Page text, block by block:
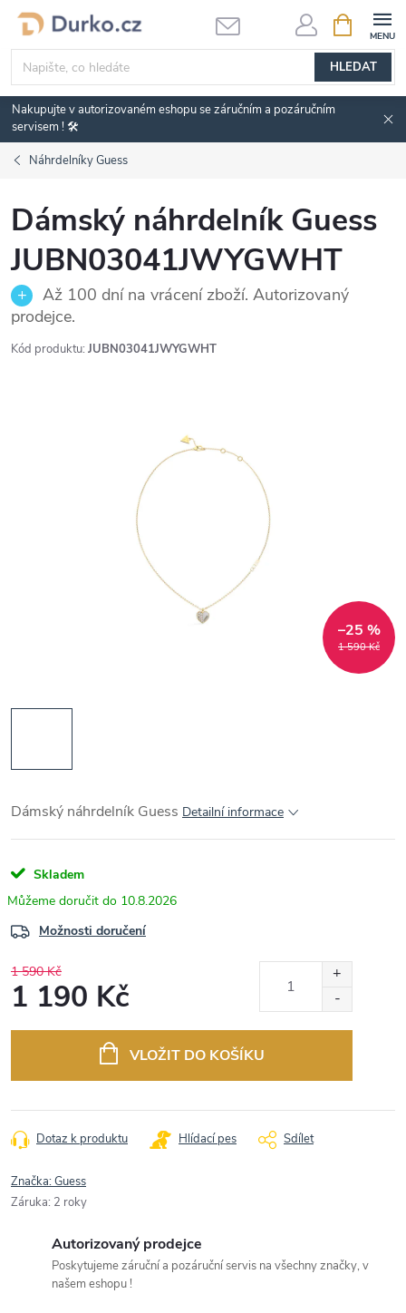
Přejít
obsah
HLEDAT
NÁKUPNÍ
KOŠÍK
Nakupujte v autorizovaném eshopu se záručním a pozáručním
servisem ! 🛠️
Náhrdelníky Guess
Dámský náhrdelník Guess
JUBN03041JWYGWHT
Až 100 dní na vrácení zboží. Autorizovaný
prodejce.
Kód produktu: JUBN03041JWYGWHT
1 590 Kč
–25 %
Dámský náhrdelník Guess Detailní informace
Skladem
10.8.2026
Možnosti doručení
1 590 Kč
1 190 Kč
VLOŽIT DO KOŠÍKU
Dotaz k produktu Hlídací pes Sdílet
Značka:Guess
Záruka: 2 roky
Autorizovaný prodejce
Poskytujeme záruční a pozáruční servis na všechny značky, v
našem eshopu !